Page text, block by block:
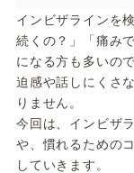
インビザラインを
続くの？」「痛み
になる方も多いの
迫感や話しにくさ
りません。
今回は、インビザ
や、慣れるための
していきます。